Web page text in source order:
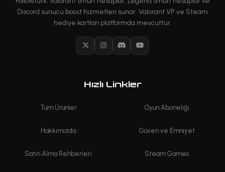
Discord sunucu boost hizmetleri sunar. Valorant VP ve Steam
hediye kartları platformda mevcuttur.
X InstagramDiscordYouTube
Hızlı Linkler
Tüm Ürünler Oyun Aboneliği
Hakkımızda Güven ve Emniyet
Satın Alma Rehberleri Steam Games